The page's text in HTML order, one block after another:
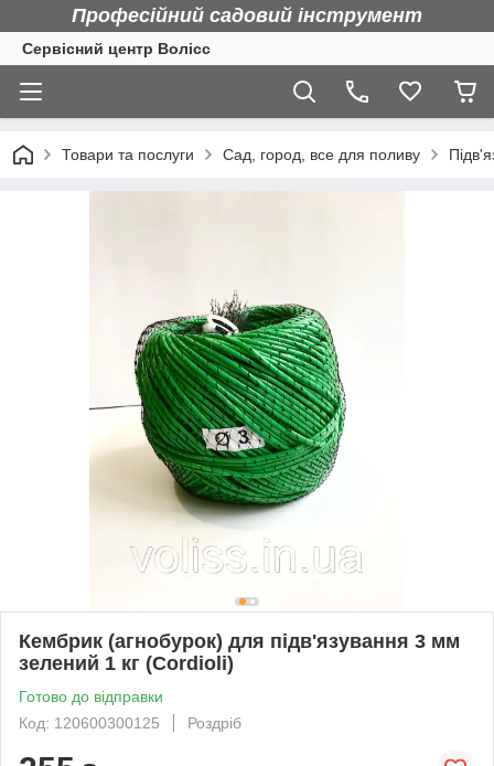
Професійний садовий інструмент
Сервісний центр Волісс
Товари та послуги Сад, город, все для поливу
Кембрик (агнобурок) для підв'язування 3 мм
зелений 1 кг (Cordioli)
Готово до відправки
Код: 120600300125
Роздріб